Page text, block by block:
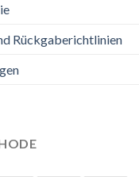
Rückgaberichtlinien